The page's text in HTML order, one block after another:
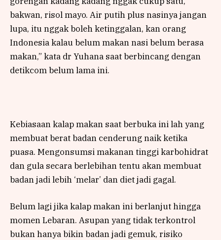
bakwan, risol mayo. Air putih plus nasinya jangan
lupa, itu nggak boleh ketinggalan, kan orang
Indonesia kalau belum makan nasi belum berasa
makan,” kata dr Yuhana saat berbincang dengan
detikcom belum lama ini.
Kebiasaan kalap makan saat berbuka ini lah yang
membuat berat badan cenderung naik ketika
puasa. Mengonsumsi makanan tinggi karbohidrat
dan gula secara berlebihan tentu akan membuat
badan jadi lebih ‘melar’ dan diet jadi gagal.
Belum lagi jika kalap makan ini berlanjut hingga
momen Lebaran. Asupan yang tidak terkontrol
bukan hanya bikin badan jadi gemuk, risiko